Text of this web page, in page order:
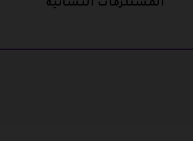
المستلزمات النسائية